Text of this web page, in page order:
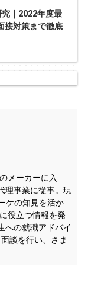
究｜2022年度最
接対策まで徹底
メーカーに入
理事業に従事。現
ケの知見を活か
役立つ情報を発
への就職アドバイ
談を行い、さま